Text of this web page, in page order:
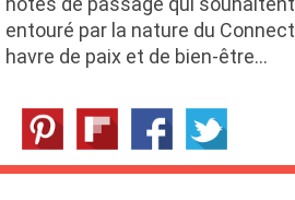
entouré par la nature du
havre de paix et de bien-être…